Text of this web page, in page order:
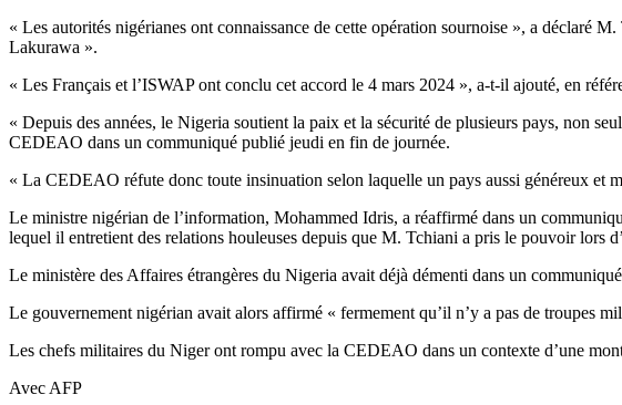
« Les autorités nigérianes ont connaissance de cette opération sournoise », a déclaré
Lakurawa ».
« Les Français et l’ISWAP ont conclu cet accord le 4 mars 2024 », a-t-il ajouté, en
« Depuis des années, le Nigeria soutient la paix et la sécurité de plusieurs pays, non
CEDEAO dans un communiqué publié jeudi en fin de journée.
« La CEDEAO réfute donc toute insinuation selon laquelle un pays aussi généreux et
Le ministre nigérian de l’information, Mohammed Idris, a réaffirmé dans un
lequel il entretient des relations houleuses depuis que M. Tchiani a pris le pouvoir lors
Le ministère des Affaires étrangères du Nigeria avait déjà démenti dans un
Le gouvernement nigérian avait alors affirmé « fermement qu’il n’y a pas de troupes
Les chefs militaires du Niger ont rompu avec la CEDEAO dans un contexte d’une
Avec AFP